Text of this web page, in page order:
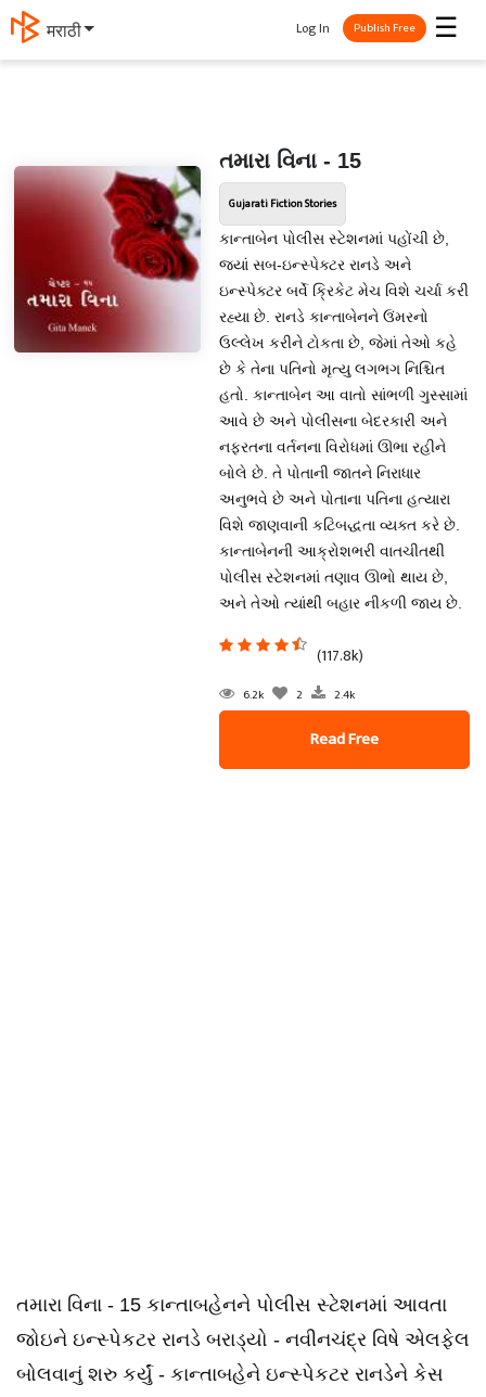
मराठी ☰
Log In Publish Free
તમારા વિના - 15
Gujarati Fiction Stories
કાન્તાબેન પોલીસ સ્ટેશનમાં પહોંચી છે,
જ્યાં સબ-ઇન્સ્પેક્ટર રાનડે અને
ઇન્સ્પેક્ટર બર્વે ક્રિકેટ મેચ વિશે ચર્ચા કરી
રહ્યા છે. રાનડે કાન્તાબેનને ઉંમરનો
ઉલ્લેખ કરીને ટોકતા છે, જેમાં તેઓ કહે
છે કે તેના પતિનો મૃત્યુ લગભગ નિશ્ચિત
હતો. કાન્તાબેન આ વાતો સાંભળી ગુસ્સામાં
આવે છે અને પોલીસના બેદરકારી અને
નફરતના વર્તનના વિરોધમાં ઊભા રહીને
બોલે છે. તે પોતાની જાતને નિરાધાર
અનુભવે છે અને પોતાના પતિના હત્યારા
વિશે જાણવાની કટિબદ્ધતા વ્યક્ત કરે છે.
કાન્તાબેનની આક્રોશભરી વાતચીતથી
પોલીસ સ્ટેશનમાં તણાવ ઊભો થાય છે,
અને તેઓ ત્યાંથી બહાર નીકળી જાય છે.
(117.8k)
6.2k 2 2.4k
Read Free
તમારા વિના - 15 કાન્તાબહેનને પોલીસ સ્ટેશનમાં આવતા
જોઇને ઇન્સ્પેકટર રાનડે બરાડ્યો - નવીનચંદ્ર વિષે એલફેલ
બોલવાનું શરુ કર્યું - કાન્તાબહેને ઇન્સ્પેકટર રાનડેને કેસ